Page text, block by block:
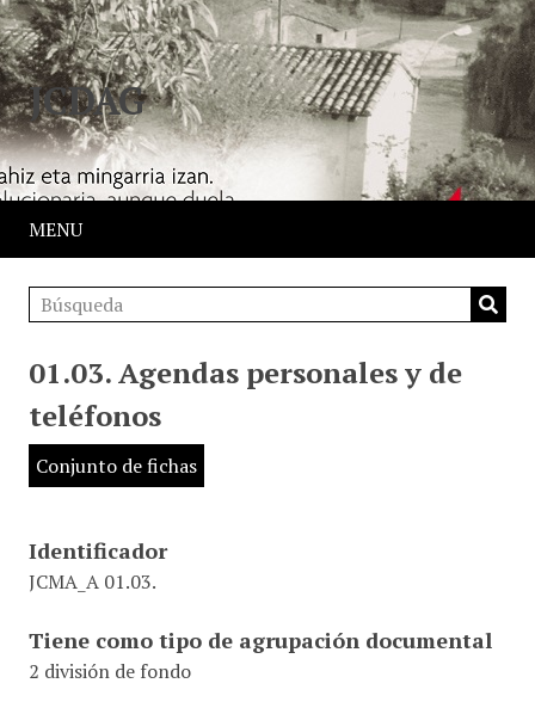
JCDAG
MENU
01.03. Agendas personales y de
teléfonos
Conjunto de fichas
Identificador
JCMA_A 01.03.
Tiene como tipo de agrupación documental
2 división de fondo